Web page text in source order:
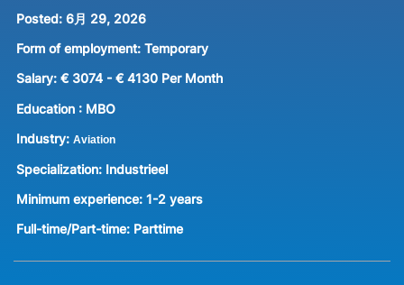
Posted: 6月 29, 2026
Form of employment: Temporary
Salary: € 3074 - € 4130 Per Month
Education : MBO
Industry: Aviation
Specialization: Industrieel
Minimum experience: 1-2 years
Full-time/Part-time: Parttime